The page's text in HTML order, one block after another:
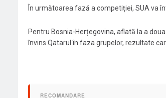
În următoarea fază a competiției, SUA va
Pentru Bosnia-Herțegovina, aflată la a
învins Qatarul în faza grupelor, rezultate